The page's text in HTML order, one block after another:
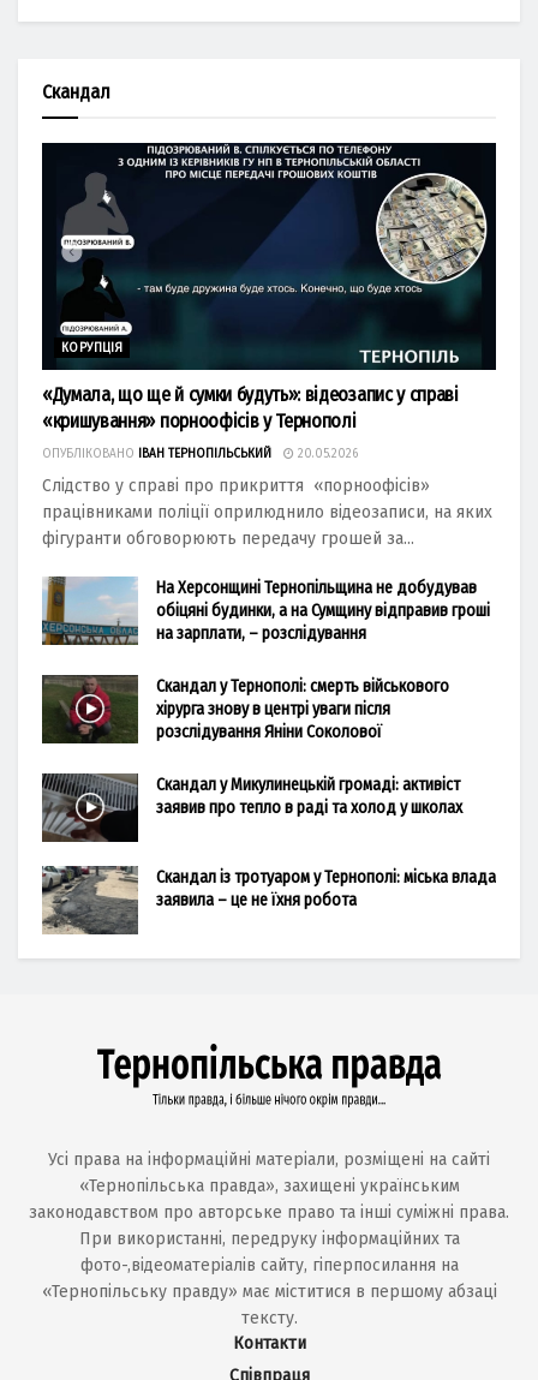
Скандал
КОРУПЦІЯ
«Думала, що ще й сумки будуть»: відеозапис у справі
«кришування» порноофісів у Тернополі
ОПУБЛІКОВАНО ІВАН ТЕРНОПІЛЬСЬКИЙ 20.05.2026
Слідство у справі про прикриття «порноофісів»
працівниками поліції оприлюднило відеозаписи, на яких
фігуранти обговорюють передачу грошей за...
На Херсонщині Тернопільщина не добудував
обіцяні будинки, а на Сумщину відправив гроші
на зарплати, – розслідування
Скандал у Тернополі: смерть військового
хірурга знову в центрі уваги після
розслідування Яніни Соколової
Скандал у Микулинецькій громаді: активіст
заявив про тепло в раді та холод у школах
Скандал із тротуаром у Тернополі: міська влада
заявила – це не їхня робота
Усі права на інформаційні матеріали, розміщені на сайті
«Тернопільська правда», захищені українським
законодавством про авторське право та інші суміжні права.
При використанні, передруку інформаційних та
фото-,відеоматеріалів сайту, гіперпосилання на
«Тернопільську правду» має міститися в першому абзаці
тексту.
Контакти
Співпраця